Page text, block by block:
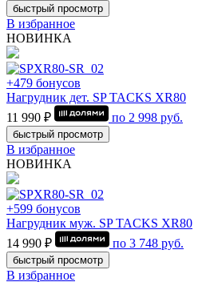
быстрый просмотр
В избранное
НОВИНКА
+479 бонусов
Нагрудник дет. SP TACKS XR80
11 990 ₽
по 2 998 руб.
быстрый просмотр
В избранное
НОВИНКА
+599 бонусов
Нагрудник муж. SP TACKS XR80
14 990 ₽
по 3 748 руб.
быстрый просмотр
В избранное